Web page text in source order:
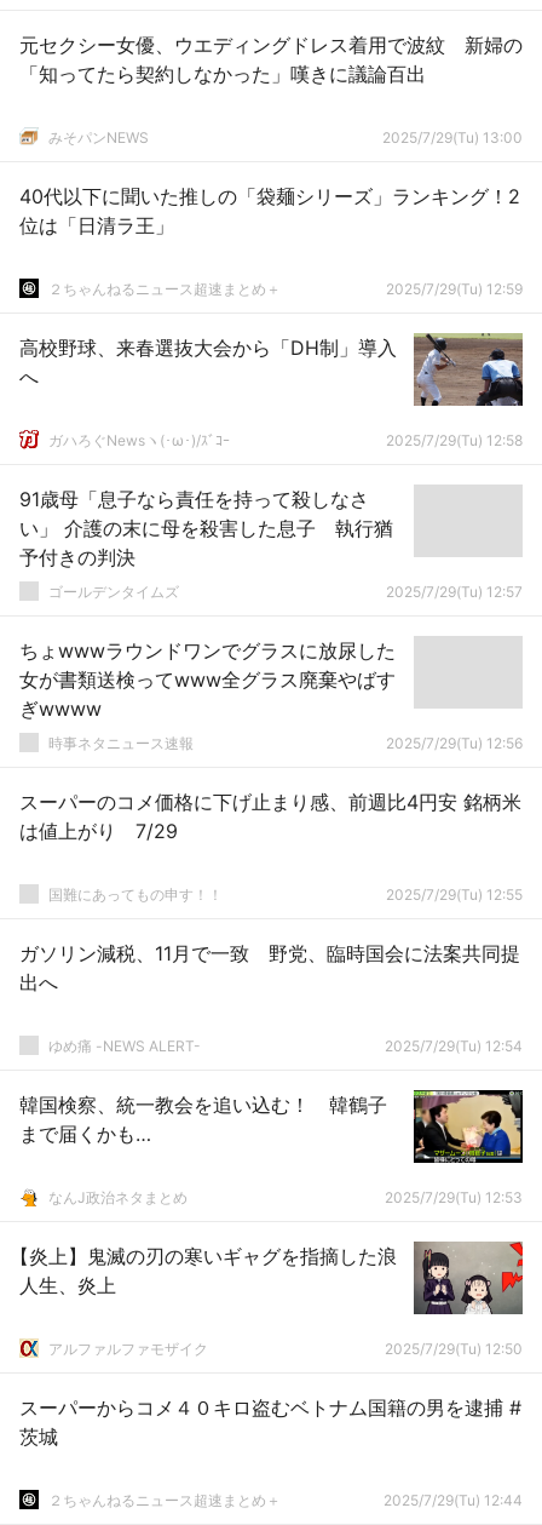
元セクシー女優、ウエディングドレス着用で波紋 新婦の
「知ってたら契約しなかった」嘆きに議論百出
みそパンNEWS 2025/7/29(Tu) 13:00
40代以下に聞いた推しの「袋麺シリーズ」ランキング！2
位は「日清ラ王」
２ちゃんねるニュース超速まとめ＋ 2025/7/29(Tu) 12:59
高校野球、来春選抜大会から「DH制」導入
へ
ガハろぐNewsヽ(･ω･)/ｽﾞｺｰ 2025/7/29(Tu) 12:58
91歳母「息子なら責任を持って殺しなさ
い」 介護の末に母を殺害した息子 執行猶
予付きの判決
ゴールデンタイムズ 2025/7/29(Tu) 12:57
ちょwwwラウンドワンでグラスに放尿した
女が書類送検ってwww全グラス廃棄やばす
ぎwwww
時事ネタニュース速報 2025/7/29(Tu) 12:56
スーパーのコメ価格に下げ止まり感、前週比4円安 銘柄米
は値上がり 7/29
国難にあってもの申す！！ 2025/7/29(Tu) 12:55
ガソリン減税、11月で一致 野党、臨時国会に法案共同提
出へ
ゆめ痛 -NEWS ALERT- 2025/7/29(Tu) 12:54
韓国検察、統一教会を追い込む！ 韓鶴子
まで届くかも…
なんJ政治ネタまとめ 2025/7/29(Tu) 12:53
【炎上】鬼滅の刃の寒いギャグを指摘した浪
人生、炎上
アルファルファモザイク 2025/7/29(Tu) 12:50
スーパーからコメ４０キロ盗むベトナム国籍の男を逮捕 #
茨城
２ちゃんねるニュース超速まとめ＋ 2025/7/29(Tu) 12:44